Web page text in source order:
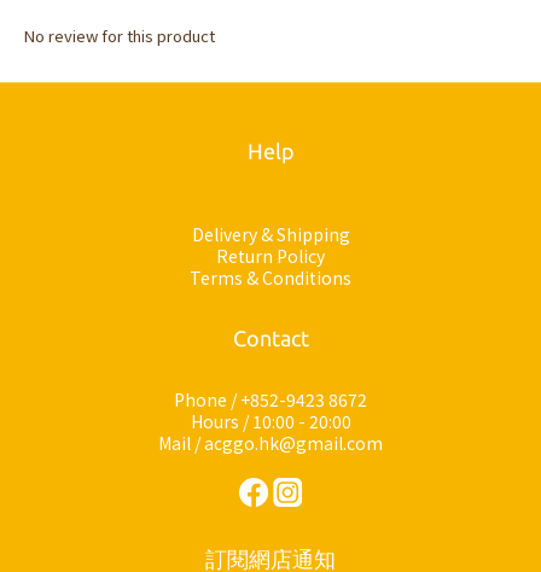
No review for this product
Help
Delivery & Shipping
Return Policy
Terms & Conditions
Contact
Phone / +852-9423 8672
Hours / 10:00 - 20:00
Mail / acggo.hk@gmail.com
訂閱網店通知